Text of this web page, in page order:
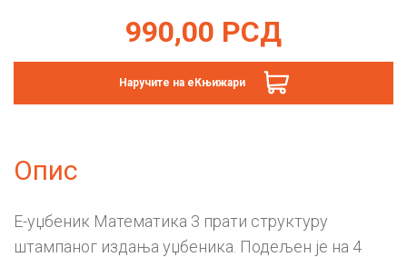
990,00 РСД
Наручите на еКњижари
Опис
Е-уџбеник Математика 3 прати структуру
штампаног издања уџбеника. Подељен је на 4